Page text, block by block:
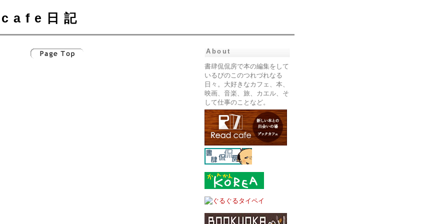
cafe日記
About
書肆侃侃房で本の編集をして
いるぴのこのつれづれなる
日々。大好きなカフェ、本、
映画、音楽、旅、カエル、そ
して仕事のことなど。